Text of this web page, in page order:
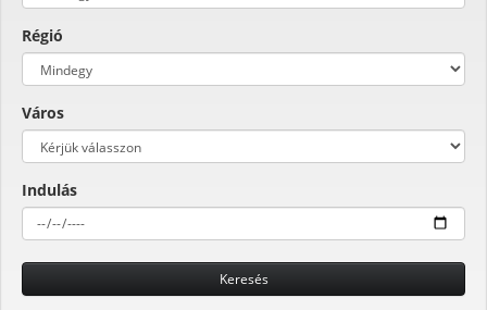
Régió
Város
Indulás
Keresés